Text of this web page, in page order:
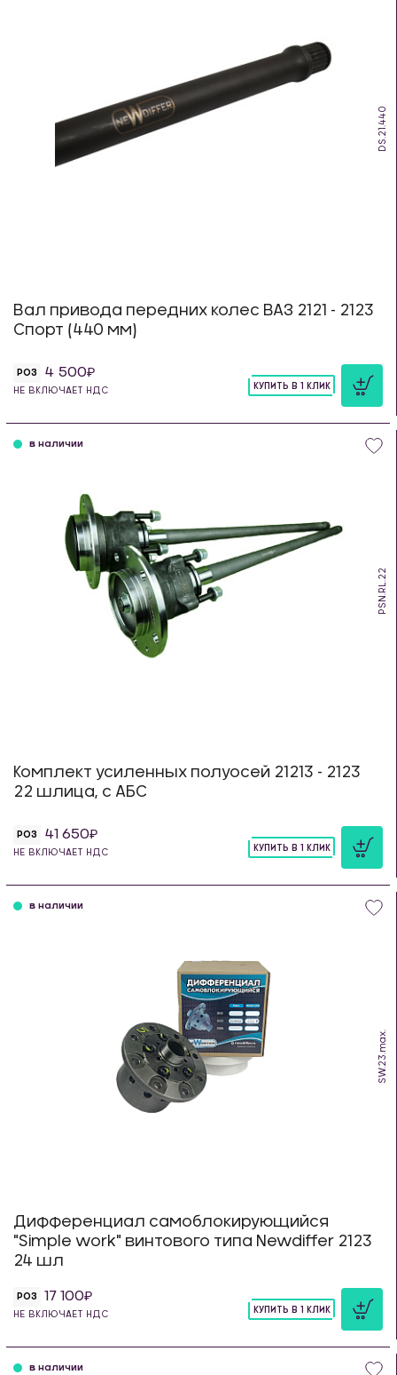
DS.21.440
Вал привода передних колес ВАЗ 2121 - 2123
Спорт (440 мм)
РОЗ 4 500
НЕ ВКЛЮЧАЕТ НДС
КУПИТЬ В 1 КЛИК
PSN.RL.22
в наличии
Комплект усиленных полуосей 21213 - 2123
22 шлица, с АБС
РОЗ 41 650
НЕ ВКЛЮЧАЕТ НДС
КУПИТЬ В 1 КЛИК
SW.23.max.
в наличии
Дифференциал самоблокирующийся
"Simple work" винтового типа Newdiffer 2123
24 шл
РОЗ 17 100
НЕ ВКЛЮЧАЕТ НДС
КУПИТЬ В 1 КЛИК
в наличии